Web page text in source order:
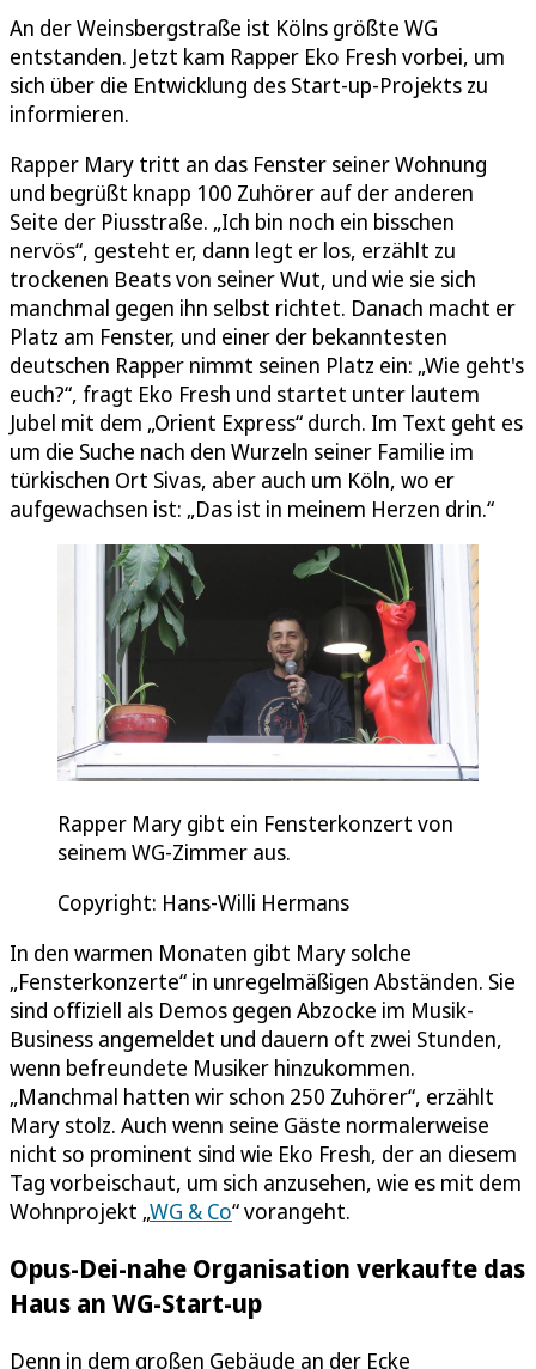
An der Weinsbergstraße ist Kölns größte WG
entstanden. Jetzt kam Rapper Eko Fresh vorbei, um
sich über die Entwicklung des Start-up-Projekts zu
informieren.
Rapper Mary tritt an das Fenster seiner Wohnung
und begrüßt knapp 100 Zuhörer auf der anderen
Seite der Piusstraße. „Ich bin noch ein bisschen
nervös“, gesteht er, dann legt er los, erzählt zu
trockenen Beats von seiner Wut, und wie sie sich
manchmal gegen ihn selbst richtet. Danach macht er
Platz am Fenster, und einer der bekanntesten
deutschen Rapper nimmt seinen Platz ein: „Wie geht's
euch?“, fragt Eko Fresh und startet unter lautem
Jubel mit dem „Orient Express“ durch. Im Text geht es
um die Suche nach den Wurzeln seiner Familie im
türkischen Ort Sivas, aber auch um Köln, wo er
aufgewachsen ist: „Das ist in meinem Herzen drin.“
Rapper Mary gibt ein Fensterkonzert von
seinem WG-Zimmer aus.
Copyright: Hans-Willi Hermans
In den warmen Monaten gibt Mary solche
„Fensterkonzerte“ in unregelmäßigen Abständen. Sie
sind offiziell als Demos gegen Abzocke im Musik-
Business angemeldet und dauern oft zwei Stunden,
wenn befreundete Musiker hinzukommen.
„Manchmal hatten wir schon 250 Zuhörer“, erzählt
Mary stolz. Auch wenn seine Gäste normalerweise
nicht so prominent sind wie Eko Fresh, der an diesem
Tag vorbeischaut, um sich anzusehen, wie es mit dem
Wohnprojekt „WG & Co“ vorangeht.
Opus-Dei-nahe Organisation verkaufte das
Haus an WG-Start-up
Denn in dem großen Gebäude an der Ecke